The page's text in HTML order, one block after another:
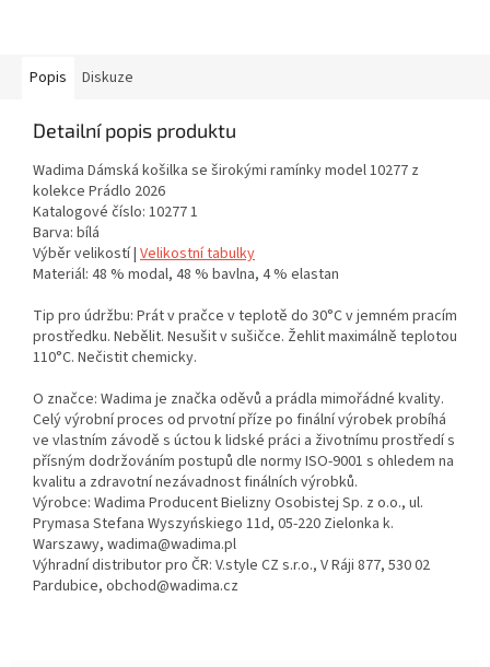
Popis Diskuze
Detailní popis produktu
Wadima Dámská košilka se širokými ramínky model 10277 z
kolekce Prádlo 2026
Katalogové číslo: 10277 1
Barva: bílá
Výběr velikostí | Velikostní tabulky
Materiál: 48 % modal, 48 % bavlna, 4 % elastan
Tip pro údržbu: Prát v pračce v teplotě do 30°C v jemném pracím
prostředku. Nebělit. Nesušit v sušičce. Žehlit maximálně teplotou
110°C. Nečistit chemicky.
O značce: Wadima je značka oděvů a prádla mimořádné kvality.
Celý výrobní proces od prvotní příze po finální výrobek probíhá
ve vlastním závodě s úctou k lidské práci a životnímu prostředí s
přísným dodržováním postupů dle normy ISO-9001 s ohledem na
kvalitu a zdravotní nezávadnost finálních výrobků.
Výrobce: Wadima Producent Bielizny Osobistej Sp. z o.o., ul.
Prymasa Stefana Wyszyńskiego 11d, 05-220 Zielonka k.
Warszawy, wadima@wadima.pl
Výhradní distributor pro ČR: V.style CZ s.r.o., V Ráji 877, 530 02
Pardubice, obchod@wadima.cz